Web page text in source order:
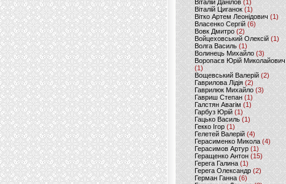
Віталій Данілов (1)
Віталій Циганок (1)
Вітко Артем Леонідович(1)
Власенко Сергій (6)
Вовк Дмитро(2)
Войцеховський Олексій(1)
Волга Василь (1)
Волинець Михайло (3)
Воропаєв Юрій Миколайович
(1)
Вощевський Валерій(2)
Гаврилова Лідія (2)
Гаврилюк Михайло (3)
Гавриш Степан (1)
Галстян Авагім (1)
Гарбуз Юрій (1)
Гацько Василь (1)
Гекко Ігор(1)
Гелетей Валерій (4)
Герасименко Микола (4)
Герасимов Артур (1)
Геращенко Антон(15)
Герега Галина (1)
Герега Олександр (2)
Герман Ганна (6)